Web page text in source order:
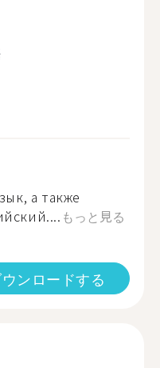
а также
もっと見る
ンロードする